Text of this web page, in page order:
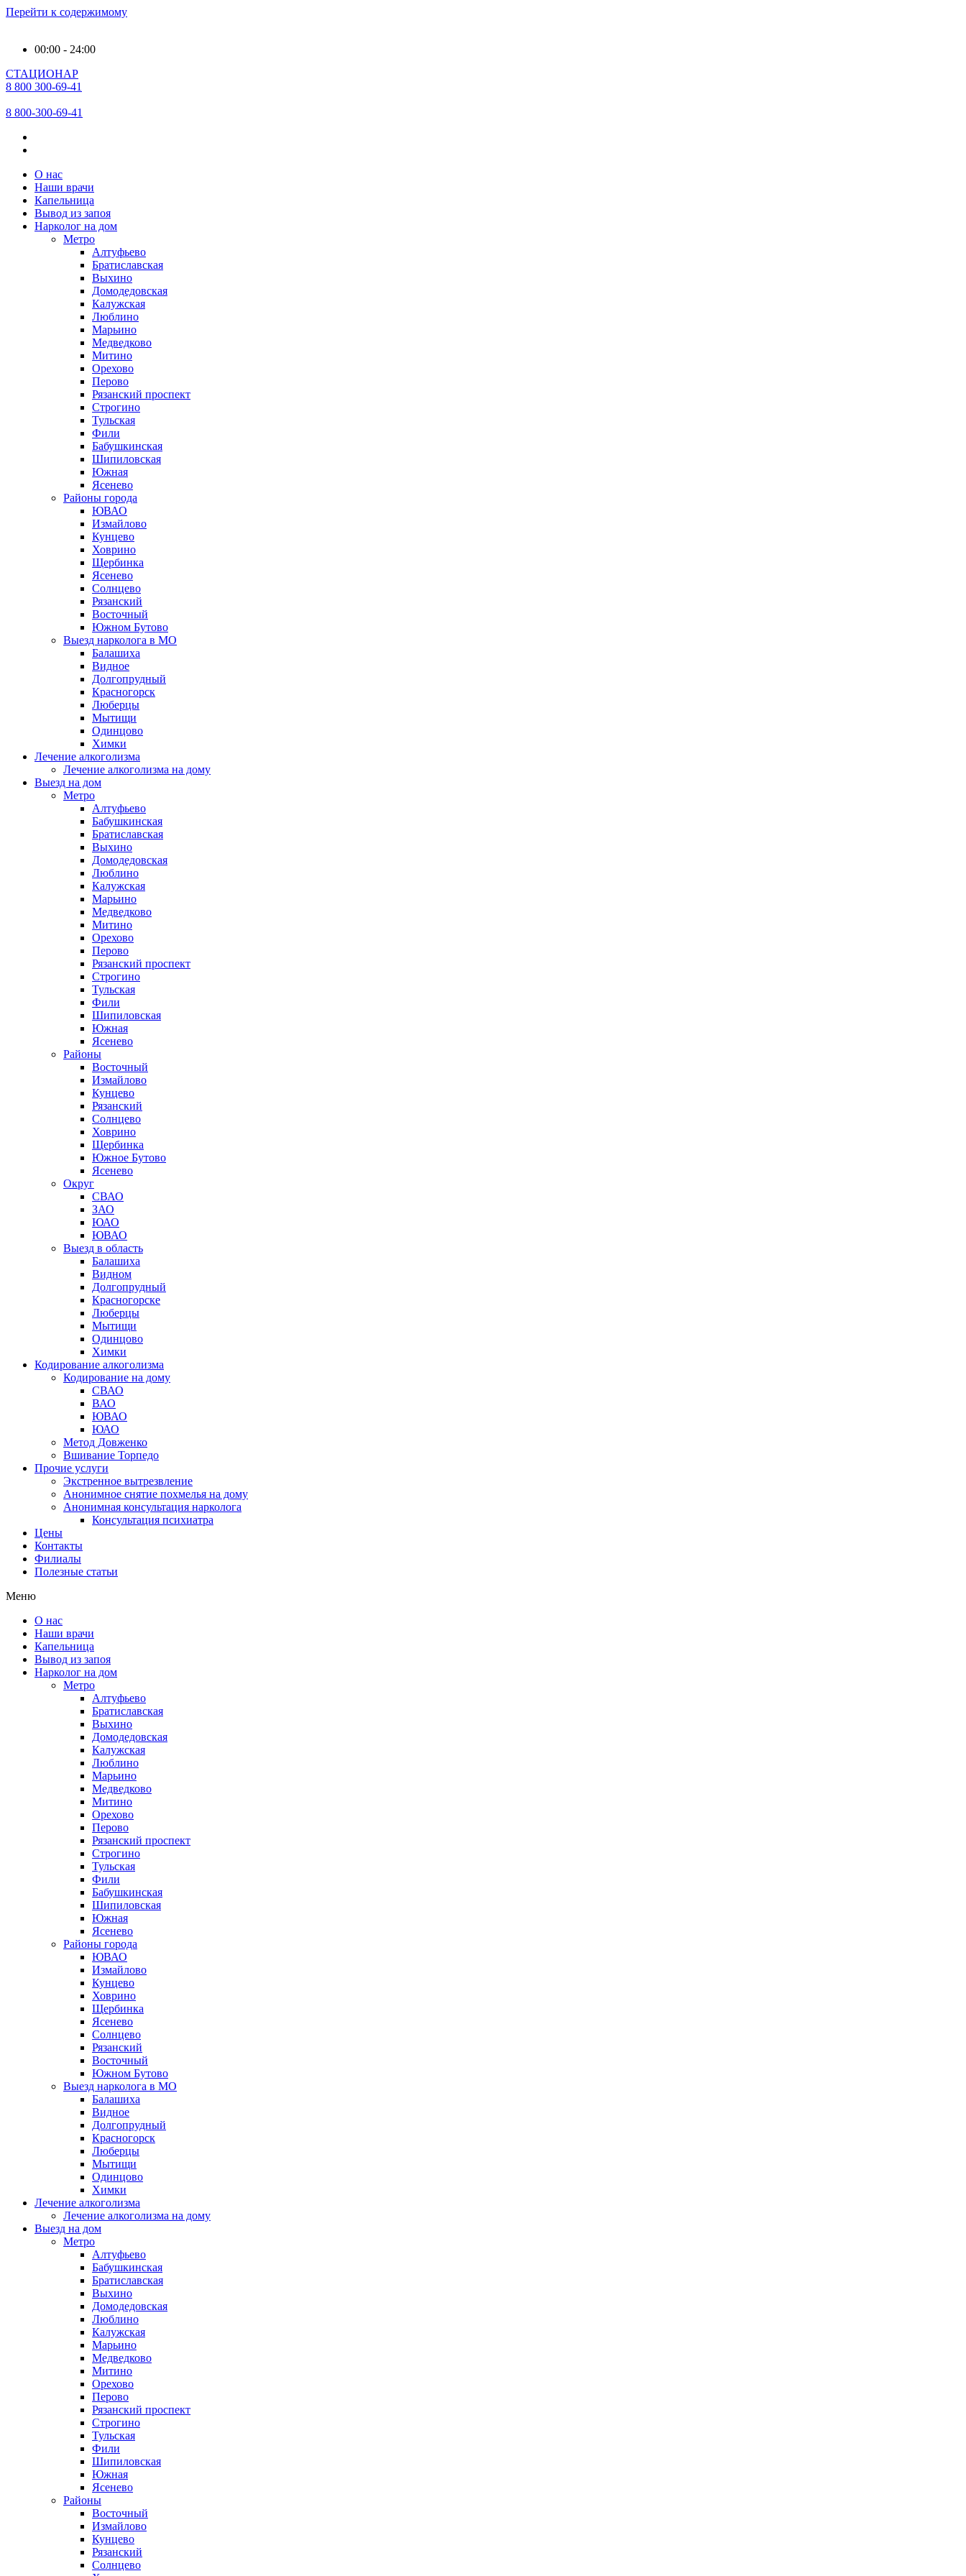
Перейти к содержимому
00:00 - 24:00
СТАЦИОНАР
8 800 300-69-41
8 800-300-69-41
О нас
Наши врачи
Капельница
Вывод из запоя
Нарколог на дом
Метро
Алтуфьево
Братиславская
Выхино
Домодедовская
Калужская
Люблино
Марьино
Медведково
Митино
Орехово
Перово
Рязанский проспект
Строгино
Тульская
Фили
Бабушкинская
Шипиловская
Южная
Ясенево
Районы города
ЮВАО
Измайлово
Кунцево
Ховрино
Щербинка
Ясенево
Солнцево
Рязанский
Восточный
Южном Бутово
Выезд нарколога в МО
Балашиха
Видное
Долгопрудный
Красногорск
Люберцы
Мытищи
Одинцово
Химки
Лечение алкоголизма
Лечение алкоголизма на дому
Выезд на дом
Метро
Алтуфьево
Бабушкинская
Братиславская
Выхино
Домодедовская
Люблино
Калужская
Марьино
Медведково
Митино
Орехово
Перово
Рязанский проспект
Строгино
Тульская
Фили
Шипиловская
Южная
Ясенево
Районы
Восточный
Измайлово
Кунцево
Рязанский
Солнцево
Ховрино
Щербинка
Южное Бутово
Ясенево
Округ
СВАО
ЗАО
ЮАО
ЮВАО
Выезд в область
Балашиха
Видном
Долгопрудный
Красногорске
Люберцы
Мытищи
Одинцово
Химки
Кодирование алкоголизма
Кодирование на дому
СВАО
ВАО
ЮВАО
ЮАО
Метод Довженко
Вшивание Торпедо
Прочие услуги
Экстренное вытрезвление
Анонимное снятие похмелья на дому
Анонимная консультация нарколога
Консультация психиатра
Цены
Контакты
Филиалы
Полезные статьи
Меню
О нас
Наши врачи
Капельница
Вывод из запоя
Нарколог на дом
Метро
Алтуфьево
Братиславская
Выхино
Домодедовская
Калужская
Люблино
Марьино
Медведково
Митино
Орехово
Перово
Рязанский проспект
Строгино
Тульская
Фили
Бабушкинская
Шипиловская
Южная
Ясенево
Районы города
ЮВАО
Измайлово
Кунцево
Ховрино
Щербинка
Ясенево
Солнцево
Рязанский
Восточный
Южном Бутово
Выезд нарколога в МО
Балашиха
Видное
Долгопрудный
Красногорск
Люберцы
Мытищи
Одинцово
Химки
Лечение алкоголизма
Лечение алкоголизма на дому
Выезд на дом
Метро
Алтуфьево
Бабушкинская
Братиславская
Выхино
Домодедовская
Люблино
Калужская
Марьино
Медведково
Митино
Орехово
Перово
Рязанский проспект
Строгино
Тульская
Фили
Шипиловская
Южная
Ясенево
Районы
Восточный
Измайлово
Кунцево
Рязанский
Солнцево